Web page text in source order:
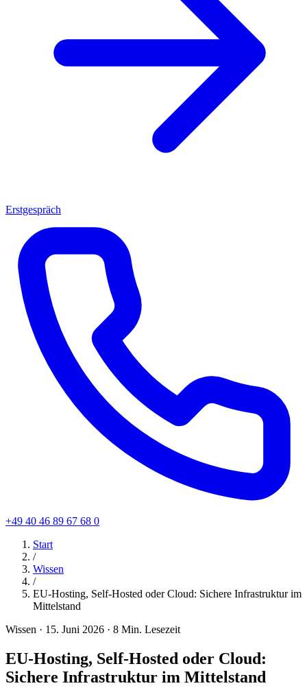
Erstgespräch
+49 40 46 89 67 68 0
Start
/
Wissen
/
EU-Hosting, Self-Hosted oder Cloud: Sichere Infrastruktur im
Mittelstand
Wissen · 15. Juni 2026 · 8 Min. Lesezeit
EU-Hosting, Self-Hosted oder Cloud:
Sichere Infrastruktur im Mittelstand